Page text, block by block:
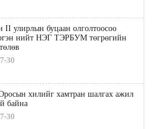
улирлын буцаан олголтоосоо
нийт НЭГ ТЭРБУМ төгрөгийн
30
хилийг хамтран шалгах ажил
байна
30